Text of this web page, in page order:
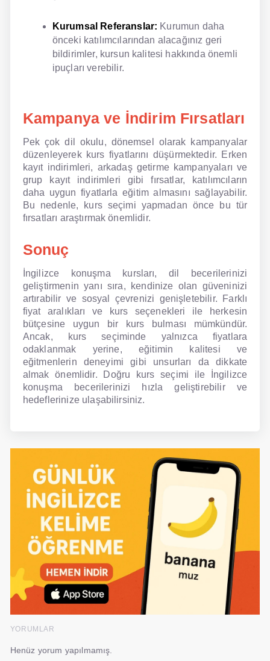
Kurumsal Referanslar: Kurumun daha
önceki katılımcılarından alacağınız geri
bildirimler, kursun kalitesi hakkında önemli
ipuçları verebilir.
Kampanya ve İndirim Fırsatları
Pek çok dil okulu, dönemsel olarak kampanyalar
düzenleyerek kurs fiyatlarını düşürmektedir. Erken
kayıt indirimleri, arkadaş getirme kampanyaları ve
grup kayıt indirimleri gibi fırsatlar, katılımcıların
daha uygun fiyatlarla eğitim almasını sağlayabilir.
Bu nedenle, kurs seçimi yapmadan önce bu tür
fırsatları araştırmak önemlidir.
Sonuç
İngilizce konuşma kursları, dil becerilerinizi
geliştirmenin yanı sıra, kendinize olan güveninizi
artırabilir ve sosyal çevrenizi genişletebilir. Farklı
fiyat aralıkları ve kurs seçenekleri ile herkesin
bütçesine uygun bir kurs bulması mümkündür.
Ancak, kurs seçiminde yalnızca fiyatlara
odaklanmak yerine, eğitimin kalitesi ve
eğitmenlerin deneyimi gibi unsurları da dikkate
almak önemlidir. Doğru kurs seçimi ile İngilizce
konuşma becerilerinizi hızla geliştirebilir ve
hedeflerinize ulaşabilirsiniz.
YORUMLAR
Henüz yorum yapılmamış.